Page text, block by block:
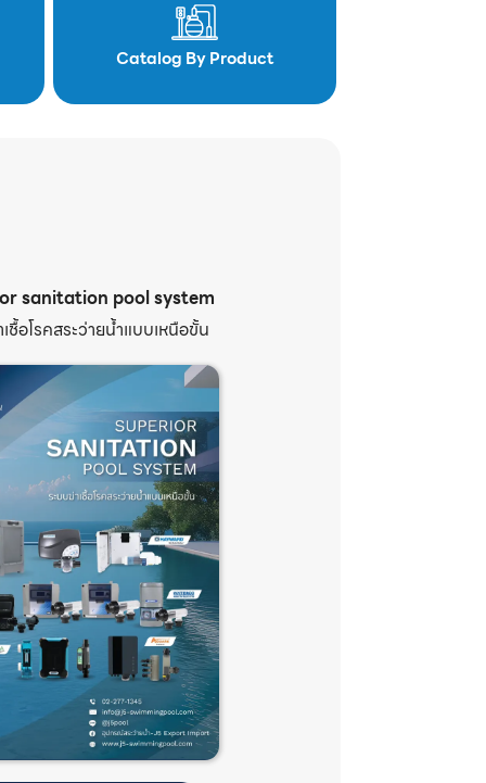
Catalog By Product
sanitation pool system
ชื้อโรคสระว่ายน้ำแบบเหนือขั้น